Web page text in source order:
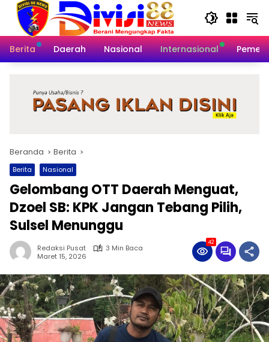
Langsung
konten
Berita
Daerah Nasional Internasional
Beranda Berita
Berita Nasional
Gelombang OTT Daerah Menguat,
Dzoel SB: KPK Jangan Tebang Pilih,
Sulsel Menunggu
Redaksi Pusat
3 Min Baca
Maret 15, 2026
42